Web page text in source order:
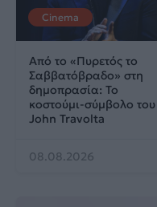
Cinema
Από το «Πυρετός το
Σαββατόβραδο» στη
δημοπρασία: Το
κοστούμι-σύμβολο του
John Travolta
08.08.2026